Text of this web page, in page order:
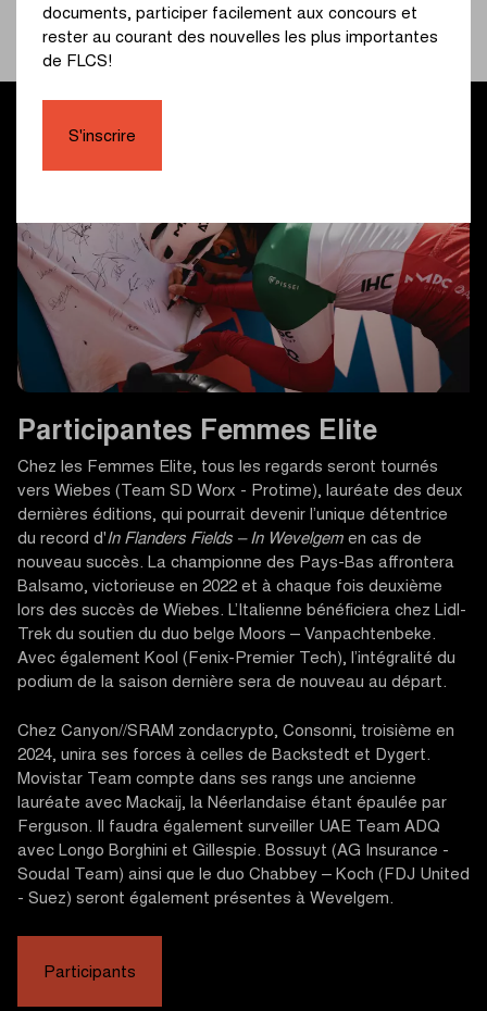
Participantes Femmes Elite
Chez les Femmes Elite, tous les regards seront tournés
vers Wiebes (Team SD Worx - Protime), lauréate des deux
dernières éditions, qui pourrait devenir l’unique détentrice
du record d'In Flanders Fields – In Wevelgem en cas de
nouveau succès. La championne des Pays-Bas affrontera
Balsamo, victorieuse en 2022 et à chaque fois deuxième
lors des succès de Wiebes. L’Italienne bénéficiera chez Lidl-
Trek du soutien du duo belge Moors – Vanpachtenbeke.
Avec également Kool (Fenix-Premier Tech), l’intégralité du
podium de la saison dernière sera de nouveau au départ.
Chez Canyon//SRAM zondacrypto, Consonni, troisième en
2024, unira ses forces à celles de Backstedt et Dygert.
Movistar Team compte dans ses rangs une ancienne
lauréate avec Mackaij, la Néerlandaise étant épaulée par
Ferguson. Il faudra également surveiller UAE Team ADQ
avec Longo Borghini et Gillespie. Bossuyt (AG Insurance -
Soudal Team) ainsi que le duo Chabbey – Koch (FDJ United
- Suez) seront également présentes à Wevelgem.
Participants
documents, participer facilement aux concours et
rester au courant des nouvelles les plus importantes
de FLCS!
S'inscrire